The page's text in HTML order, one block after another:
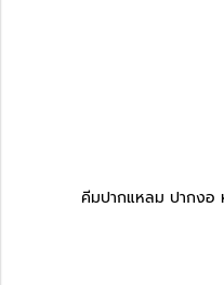
คีมปากแหลม ปากงอ